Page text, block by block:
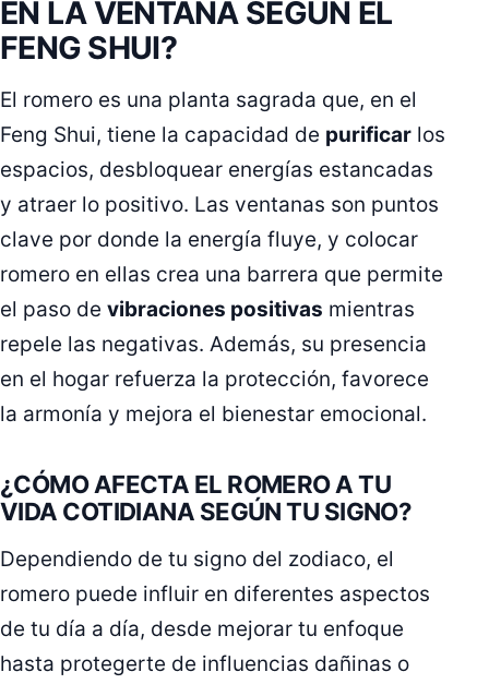
EN LA VENTANA SEGÚN EL
FENG SHUI?
El romero es una planta sagrada que, en el
Feng Shui, tiene la capacidad de purificar los
espacios, desbloquear energías estancadas
y atraer lo positivo. Las ventanas son puntos
clave por donde la energía fluye, y colocar
romero en ellas crea una barrera que permite
el paso de vibraciones positivas mientras
repele las negativas. Además, su presencia
en el hogar refuerza la protección, favorece
la armonía y mejora el bienestar emocional.
¿CÓMO AFECTA EL ROMERO A TU
VIDA COTIDIANA SEGÚN TU SIGNO?
Dependiendo de tu signo del zodiaco, el
romero puede influir en diferentes aspectos
de tu día a día, desde mejorar tu enfoque
hasta protegerte de influencias dañinas o